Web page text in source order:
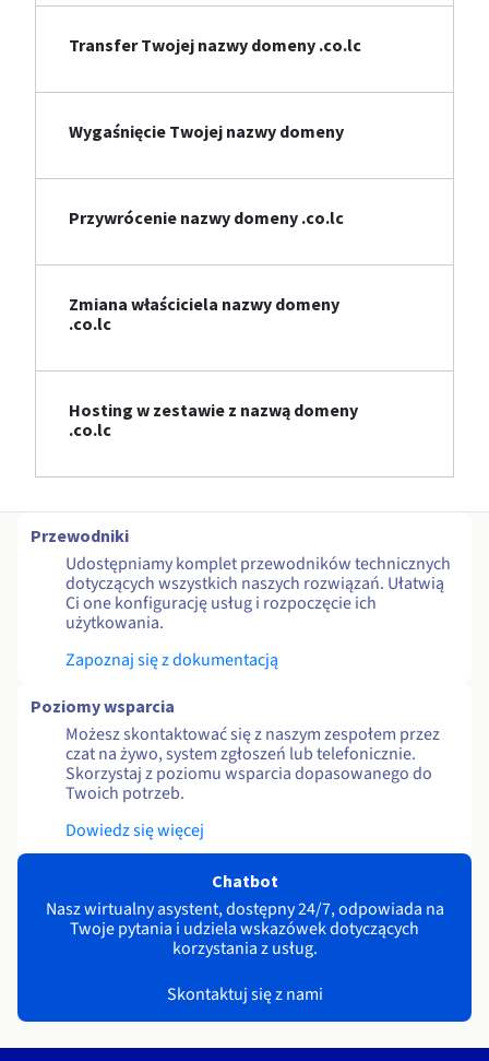
Transfer Twojej nazwy domeny .co.lc
Wygaśnięcie Twojej nazwy domeny
Przywrócenie nazwy domeny .co.lc
Zmiana właściciela nazwy domeny
.co.lc
Hosting w zestawie z nazwą domeny
.co.lc
Przewodniki
Udostępniamy komplet przewodników technicznych
dotyczących wszystkich naszych rozwiązań. Ułatwią
Ci one konfigurację usług i rozpoczęcie ich
użytkowania.
Zapoznaj się z dokumentacją
Poziomy wsparcia
Możesz skontaktować się z naszym zespołem przez
czat na żywo, system zgłoszeń lub telefonicznie.
Skorzystaj z poziomu wsparcia dopasowanego do
Twoich potrzeb.
Dowiedz się więcej
Chatbot
Nasz wirtualny asystent, dostępny 24/7, odpowiada na
Twoje pytania i udziela wskazówek dotyczących
korzystania z usług.
Skontaktuj się z nami